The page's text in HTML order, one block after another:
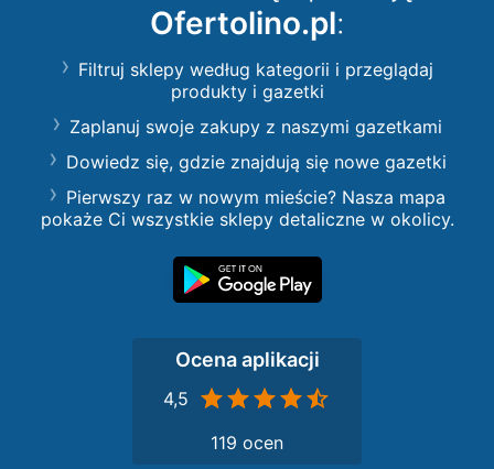
Ofertolino.pl:
Filtruj sklepy według kategorii i przeglądaj
produkty i gazetki
Zaplanuj swoje zakupy z naszymi gazetkami
Dowiedz się, gdzie znajdują się nowe gazetki
Pierwszy raz w nowym mieście? Nasza mapa
pokaże Ci wszystkie sklepy detaliczne w okolicy.
Ocena aplikacji
4,5
119 ocen